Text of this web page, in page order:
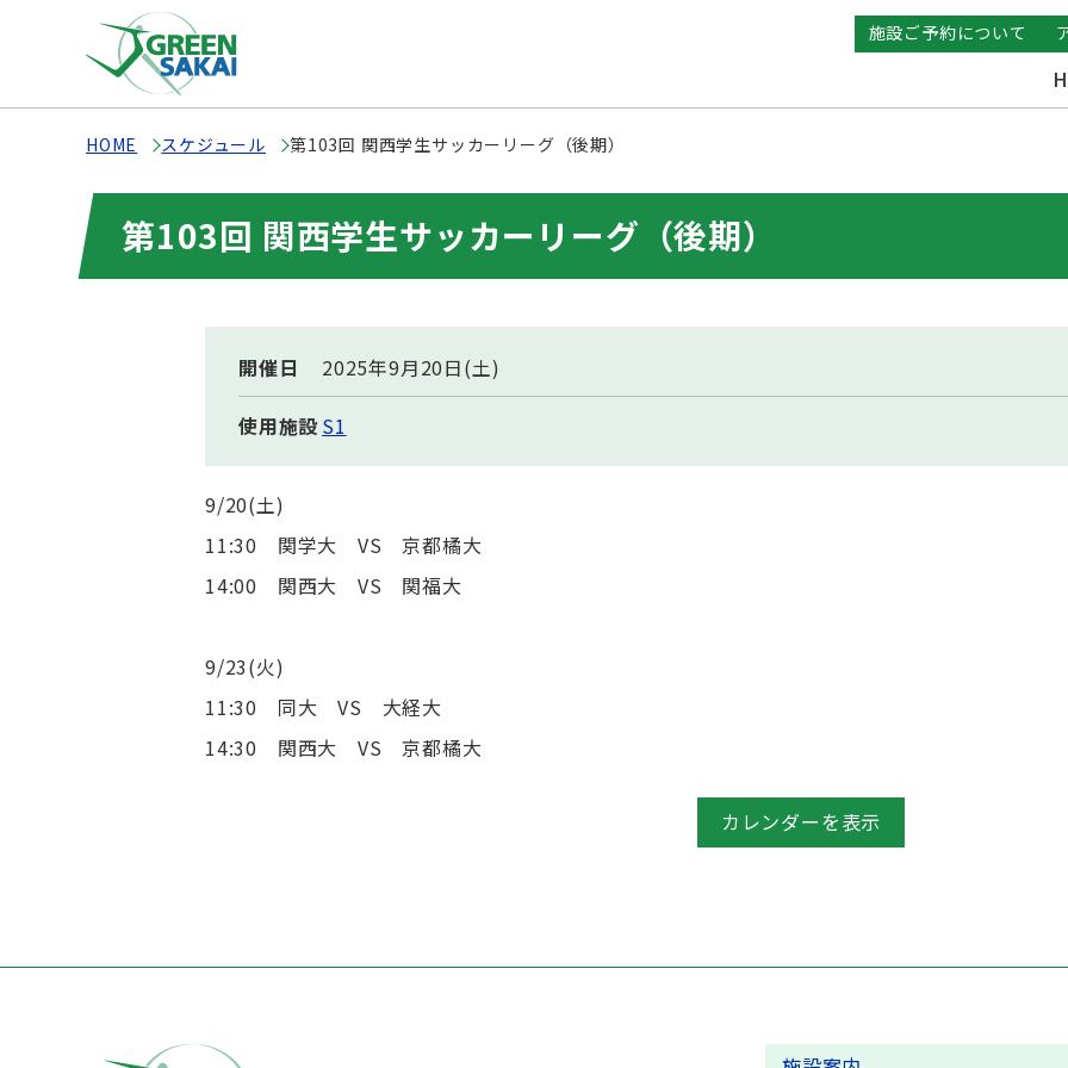
施設ご予約について
HOME スケジュール 第103回 関西学生サッカーリーグ（後期）
第103回 関西学生サッカーリーグ（後期）
開催日 2025年9月20日(土)
使用施設S1
9/20(土)
11:30 関学大 VS 京都橘大
14:00 関西大 VS 関福大
9/23(火)
11:30 同大 VS 大経大
14:30 関西大 VS 京都橘大
カレンダーを表示